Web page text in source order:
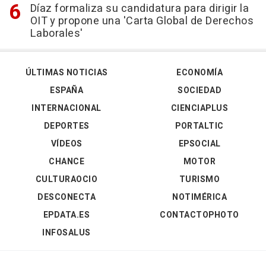
Díaz formaliza su candidatura para dirigir la
OIT y propone una 'Carta Global de Derechos
Laborales'
ÚLTIMAS NOTICIAS
ESPAÑA
INTERNACIONAL
DEPORTES
VÍDEOS
ECONOMÍA
SOCIEDAD
CIENCIAPLUS
PORTALTIC
EPSOCIAL
CHANCE
CULTURAOCIO
DESCONECTA
EPDATA.ES
INFOSALUS
MOTOR
TURISMO
NOTIMÉRICA
CONTACTOPHOTO